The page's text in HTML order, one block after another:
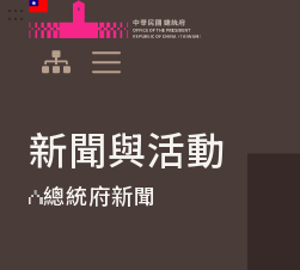
跳到主要內容
中華民國總統府
新聞與活動
總統府新聞